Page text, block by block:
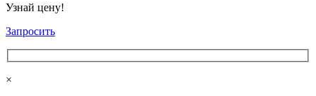
Узнай цену!
Запросить
×